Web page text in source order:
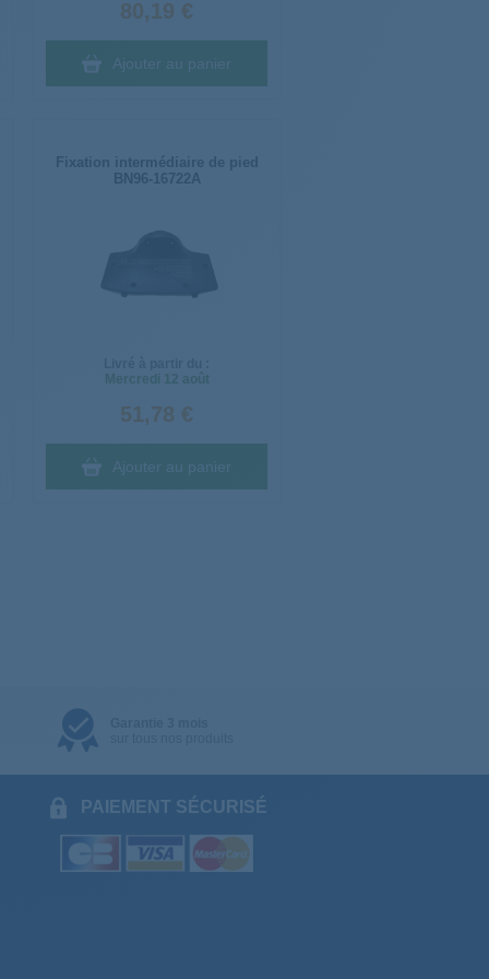
80,19 €
Ajouter au panier
Fixation intermédiaire de pied
BN96-16722A
Mercredi
12 août
51,78 €
Ajouter au panier
PAIEMENT SÉCURISÉ